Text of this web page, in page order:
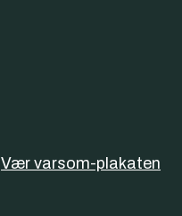
Vær varsom-plakaten